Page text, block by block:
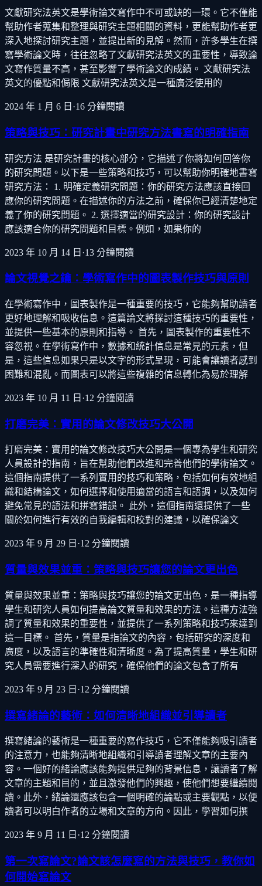
文獻研究法英文是學術論文寫作中不可或缺的一環。它不僅能
幫助作者蒐集和整理與研究主題相關的資料，更能幫助作者更
深入地探討研究主題，並提出新的見解。然而，許多學生在撰
寫學術論文時，往往忽略了文獻研究法英文的重要性，導致論
文寫作質量不高，甚至影響了學術論文的成績。 文獻研究法
英文的優點和侷限 文獻研究法英文是一種廣泛使用的
2024 年 1 月 6 日 ·16 分鐘閱讀
策略與技巧：研究計畫中研究方法書寫的明確指南
研究方法 是研究計畫的核心部分，它描述了你將如何回答你
的研究問題。以下是一些策略和技巧，可以幫助你明確地書寫
研究方法： 1. 明確定義研究問題：你的研究方法應該直接回
應你的研究問題。在描述你的方法之前，確保你已經清楚地定
義了你的研究問題。 2. 選擇適當的研究設計：你的研究設計
應該適合你的研究問題和目標。例如，如果你的
2023 年 10 月 14 日 ·13 分鐘閱讀
論文視覺之鑰：學術寫作中的圖表製作技巧與原則
在學術寫作中，圖表製作是一種重要的技巧，它能夠幫助讀者
更好地理解和吸收信息。這篇論文將探討這種技巧的重要性，
並提供一些基本的原則和指導。 首先，圖表製作的重要性不
容忽視。在學術寫作中，數據和統計信息是常見的元素，但
是，這些信息如果只是以文字的形式呈現，可能會讓讀者感到
困難和混亂。而圖表可以將這些複雜的信息轉化為易於理解
2023 年 10 月 11 日 ·12 分鐘閱讀
打磨完美：實用的論文修改技巧大公開
打磨完美：實用的論文修改技巧大公開是一個專為學生和研究
人員設計的指南，旨在幫助他們改進和完善他們的學術論文。
這個指南提供了一系列實用的技巧和策略，包括如何有效地組
織和結構論文，如何選擇和使用適當的語言和語調，以及如何
避免常見的語法和拼寫錯誤。 此外，這個指南還提供了一些
關於如何進行有效的自我編輯和校對的建議，以確保論文
2023 年 9 月 29 日 ·12 分鐘閱讀
質量與效果並重：策略與技巧讓您的論文更出色
質量與效果並重：策略與技巧讓您的論文更出色，是一種指導
學生和研究人員如何提高論文質量和效果的方法。這種方法強
調了質量和效果的重要性，並提供了一系列策略和技巧來達到
這一目標。 首先，質量是指論文的內容，包括研究的深度和
廣度，以及語言的準確性和清晰度。為了提高質量，學生和研
究人員需要進行深入的研究，確保他們的論文包含了所有
2023 年 9 月 23 日 ·12 分鐘閱讀
撰寫緒論的藝術：如何清晰地組織並引導讀者
撰寫緒論的藝術是一種重要的寫作技巧，它不僅能夠吸引讀者
的注意力，也能夠清晰地組織和引導讀者理解文章的主要內
容。一個好的緒論應該能夠提供足夠的背景信息，讓讀者了解
文章的主題和目的，並且激發他們的興趣，使他們想要繼續閱
讀。此外，緒論還應該包含一個明確的論點或主要觀點，以便
讀者可以明白作者的立場和文章的方向。因此，學習如何撰
2023 年 9 月 11 日 ·12 分鐘閱讀
第一次寫論文?論文該怎麼寫的方法與技巧，教你如
何開始寫論文